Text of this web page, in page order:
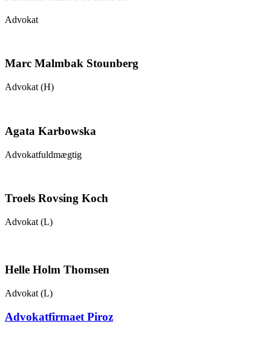
Advokat
Marc Malmbak Stounberg
Advokat (H)
Agata Karbowska
Advokatfuldmægtig
Troels Rovsing Koch
Advokat (L)
Helle Holm Thomsen
Advokat (L)
Advokatfirmaet Piroz